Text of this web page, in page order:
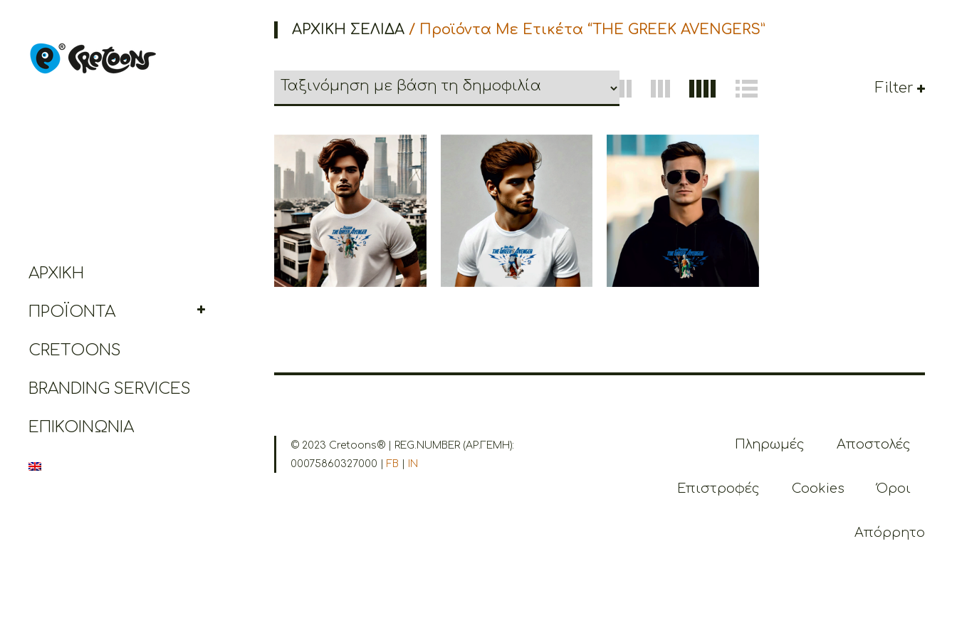
ΑΡΧΙΚΉ
ΠΡΟΪΌΝΤΑ
CRETOONS
BRANDING SERVICES
ΕΠΙΚΟΙΝΩΝΊΑ
ΑΡΧΙΚΉ ΣΕΛΊΔΑ / Προϊόντα Με Ετικέτα “THE GREEK AVENGERS”
Filter
Poseidon The Greek
Avenger
€
14.00
–
€19.00
Price
range:
€14.00
through
Ares The Greek Avenger
€14.00
–
19.00
Price
range:
€14.00
through
€19.00
Poseidon The Greek
Avenger
€29.00
© 2023 Cretoons® | REG.NUMBER (ΑΡ.ΓΕΜΗ):
00075860327000 | FB IN
Πληρωμές Αποστολές
Επιστροφές Cookies Όροι
Απόρρητο